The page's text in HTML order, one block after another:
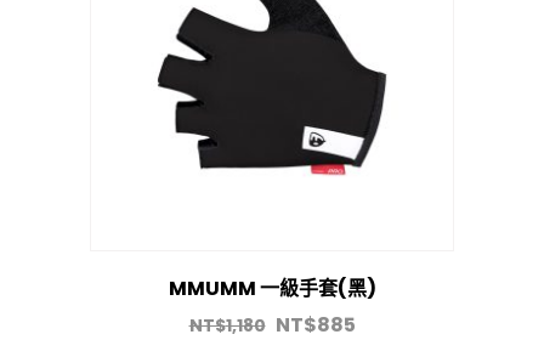
MMUMM 一級手套(黑)
NT$1,180 NT$885